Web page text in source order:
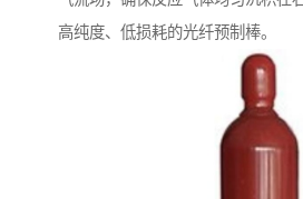
高纯度、低损耗的光纤预制棒。